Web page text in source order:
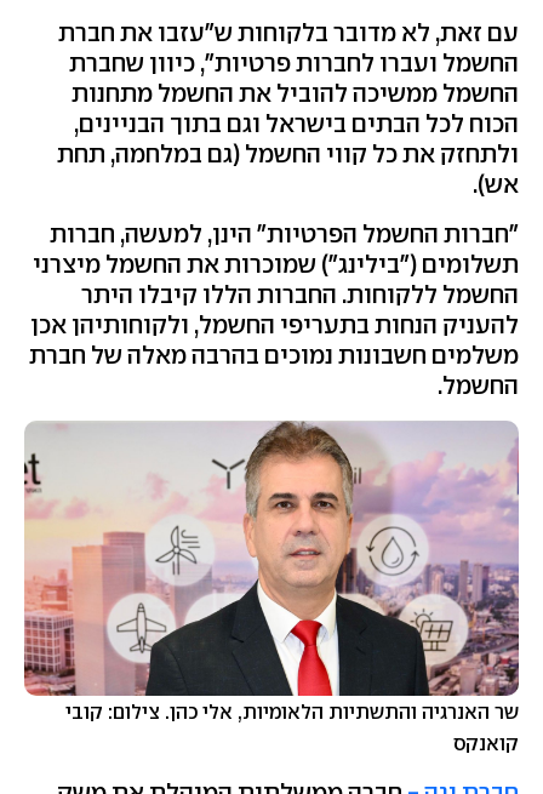
עם זאת, לא מדובר בלקוחות ש"עזבו את חברת
החשמל ועברו לחברות פרטיות", כיוון שחברת
החשמל ממשיכה להוביל את החשמל מתחנות
הכוח לכל הבתים בישראל וגם בתוך הבניינים,
ולתחזק את כל קווי החשמל (גם במלחמה, תחת
אש).
"חברות החשמל הפרטיות" הינן, למעשה, חברות
תשלומים ("בילינג") שמוכרות את החשמל מיצרני
החשמל ללקוחות. החברות הללו קיבלו היתר
להעניק הנחות בתעריפי החשמל, ולקוחותיהן אכן
משלמים חשבונות נמוכים בהרבה מאלה של חברת
החשמל.
שר האנרגיה והתשתיות הלאומיות, אלי כהן. צילום: קובי
קואנקס